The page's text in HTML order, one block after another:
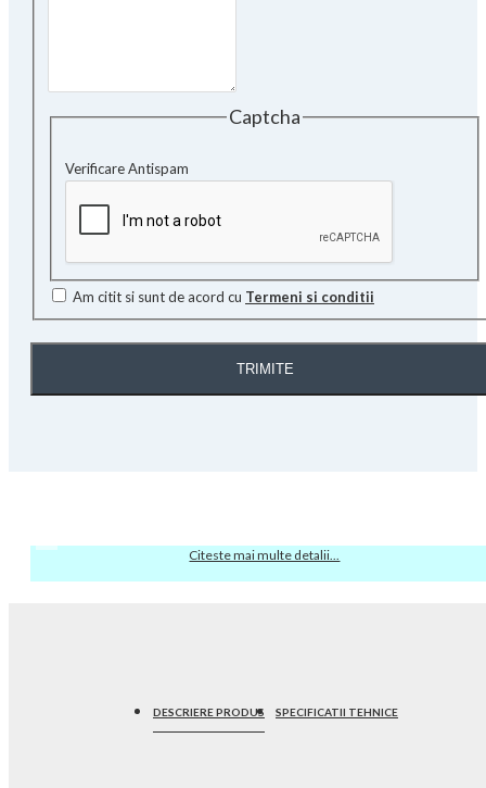
Captcha
Verificare Antispam
Am citit si sunt de acord cu Termeni si conditii
TRIMITE
Citeste mai multe detalii...
DESCRIERE PRODUS SPECIFICATII TEHNICE